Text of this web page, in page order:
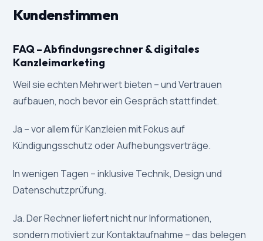
Kundenstimmen
FAQ – Abfindungsrechner & digitales
Kanzleimarketing
Weil sie echten Mehrwert bieten – und Vertrauen
aufbauen, noch bevor ein Gespräch stattfindet.
Ja – vor allem für Kanzleien mit Fokus auf
Kündigungsschutz oder Aufhebungsverträge.
In wenigen Tagen – inklusive Technik, Design und
Datenschutzprüfung.
Ja. Der Rechner liefert nicht nur Informationen,
sondern motiviert zur Kontaktaufnahme – das belegen